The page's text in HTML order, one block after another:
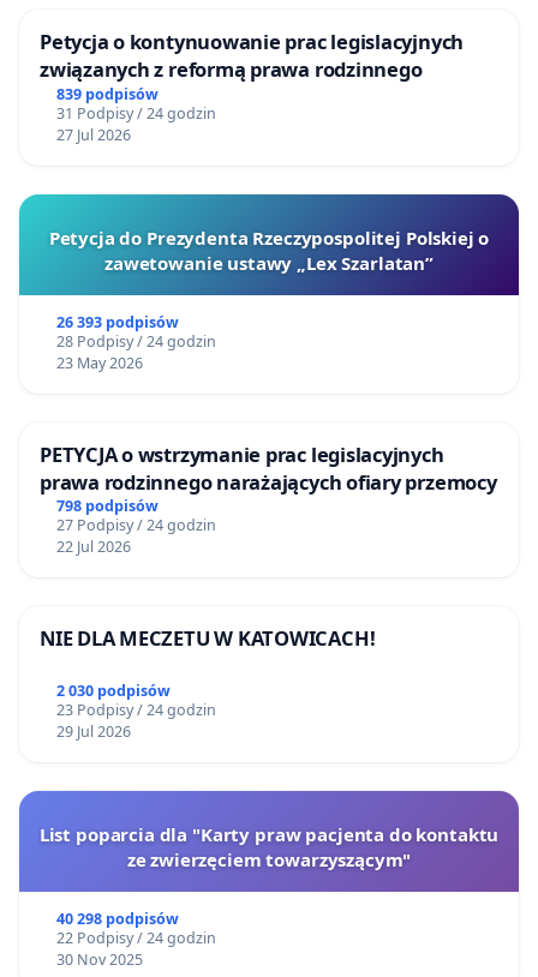
Petycja o kontynuowanie prac legislacyjnych
związanych z reformą prawa rodzinnego
839 podpisów
31 Podpisy / 24 godzin
27 Jul 2026
Petycja do Prezydenta Rzeczypospolitej Polskiej o
zawetowanie ustawy „Lex Szarlatan”
26 393 podpisów
28 Podpisy / 24 godzin
23 May 2026
PETYCJA o wstrzymanie prac legislacyjnych
prawa rodzinnego narażających ofiary przemocy
798 podpisów
27 Podpisy / 24 godzin
22 Jul 2026
NIE DLA MECZETU W KATOWICACH!
2 030 podpisów
23 Podpisy / 24 godzin
29 Jul 2026
List poparcia dla "Karty praw pacjenta do kontaktu
ze zwierzęciem towarzyszącym"
40 298 podpisów
22 Podpisy / 24 godzin
30 Nov 2025